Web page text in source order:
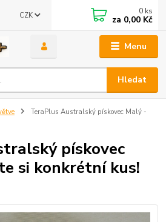
Menu
CZK
Hledat
0 ks
za 0,00 Kč
TeraPlus Australský pískovec Malý -
pískovec
si konkrétní kus!